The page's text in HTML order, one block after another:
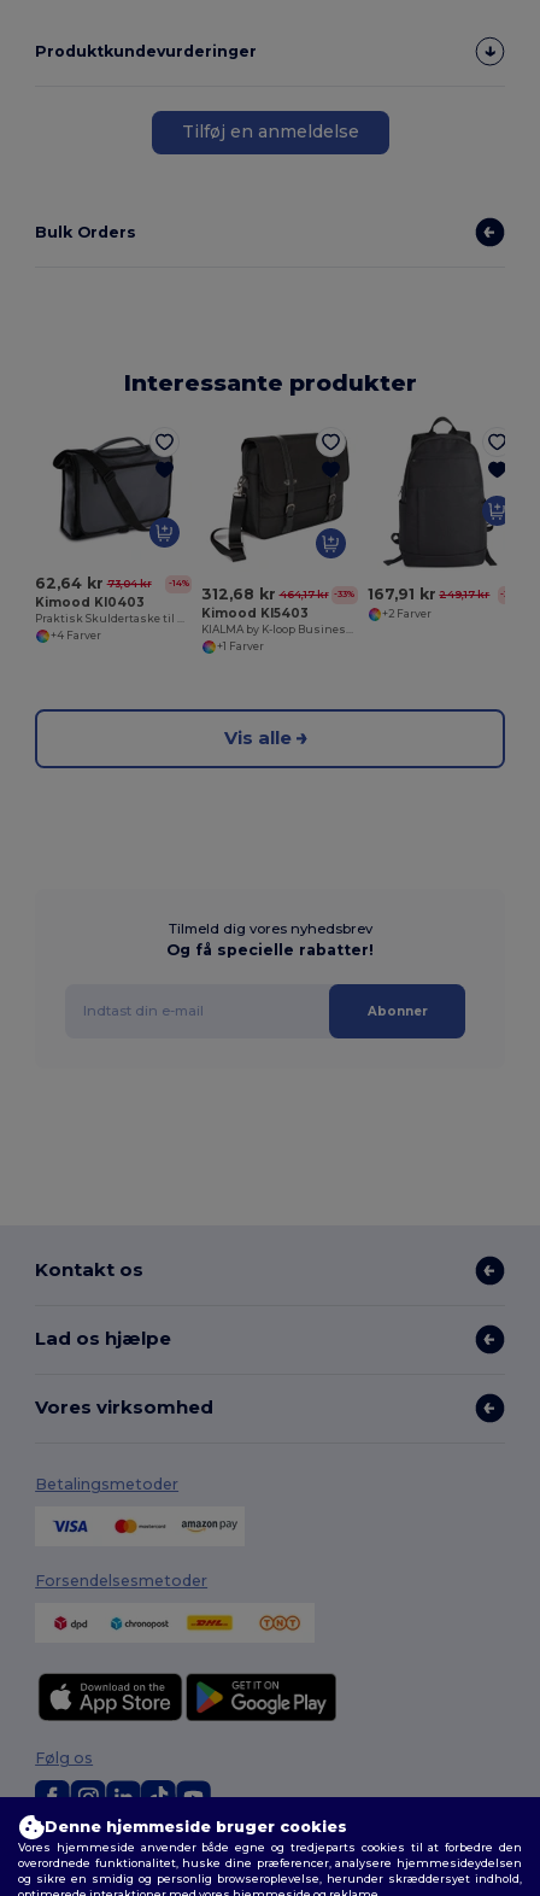
Produktkundevurderinger
Tilføj en anmeldelse
Bulk Orders
Interessante produkter
62,64 kr 73,04 kr -14%
Kimood KI0403
+4 Farver
312,68 kr 464,17 kr -33%
Kimood KI5403
+1 Farver
167,91 kr 249,17 kr -33%
+2 Farver
Vis alle
Tilmeld dig vores nyhedsbrev
Og få specielle rabatter!
Abonner
Kontakt os
Lad os hjælpe
Vores virksomhed
Betalingsmetoder
Forsendelsesmetoder
2026. Alle rettigheder forbeholdes
Vilkår og Betingelser|Tilpasset politik|Fortrolighedspolitik|Politik for
cookies|Sitemap
Følg os
Denne hjemmeside bruger cookies
Vores hjemmeside anvender både egne og tredjeparts cookies til at forbedre den
overordnede funktionalitet, huske dine præferencer, analysere hjemmesideydelsen
og sikre en smidig og personlig browseroplevelse, herunder skræddersyet indhold,